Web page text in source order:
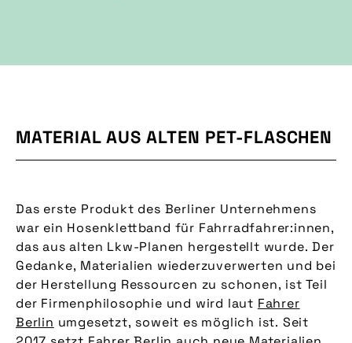
MATERIAL AUS ALTEN PET-FLASCHEN
Das erste Produkt des Berliner Unternehmens
war ein Hosenklettband für Fahrradfahrer:innen,
das aus alten Lkw-Planen hergestellt wurde. Der
Gedanke, Materialien wiederzuverwerten und bei
der Herstellung Ressourcen zu schonen, ist Teil
der Firmenphilosophie und wird laut Fahrer
Berlin umgesetzt, soweit es möglich ist. Seit